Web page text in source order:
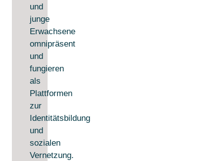
und
junge
Erwachsene
omnipräsent
und
fungieren
als
Plattformen
zur
Identitätsbildung
und
sozialen
Vernetzung.